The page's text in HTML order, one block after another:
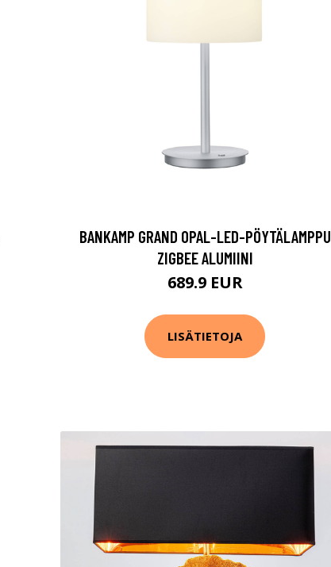
BANKAMP GRAND OPAL-LED-PÖYTÄLAMPPU
ZIGBEE ALUMIINI
689.9 EUR
LISÄTIETOJA